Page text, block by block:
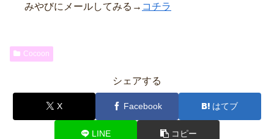
みやびにメールしてみる→ コチラ
Cocoon
シェアする
X Facebook はてブ
LINE コピー